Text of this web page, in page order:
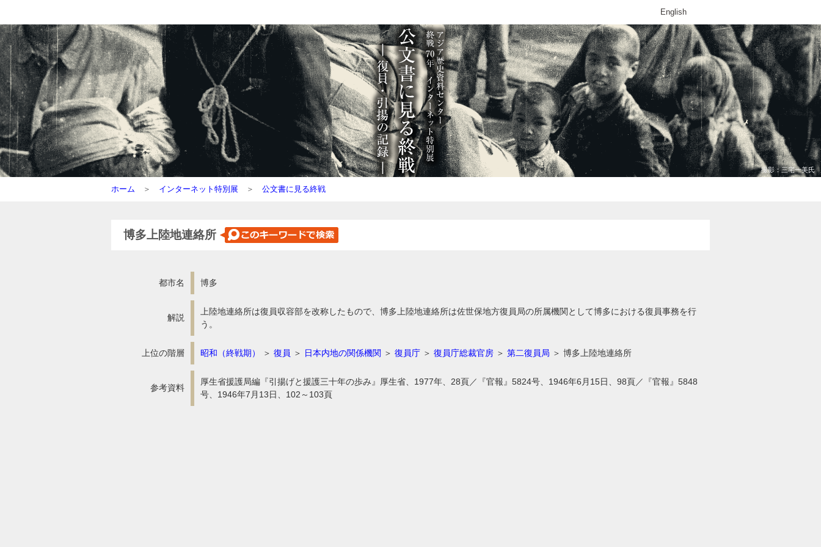
English
撮影：三宅一美氏
ホーム ＞ インターネット特別展 ＞ 公文書に見る終戦
博多上陸地連絡所
都市名 博多
解説
上陸地連絡所は復員収容部を改称したもので、博多上陸地連絡所は佐世保地方復員局の所属機関として博多における復員事務を行
う。
上位の階層 昭和（終戦期） ＞ 復員 ＞ 日本内地の関係機関 ＞ 復員庁 ＞ 復員庁総裁官房 ＞ 第二復員局 ＞ 博多上陸地連絡所
参考資料
厚生省援護局編『引揚げと援護三十年の歩み』厚生省、1977年、28頁／『官報』5824号、1946年6月15日、98頁／『官報』5848
号、1946年7月13日、102～103頁